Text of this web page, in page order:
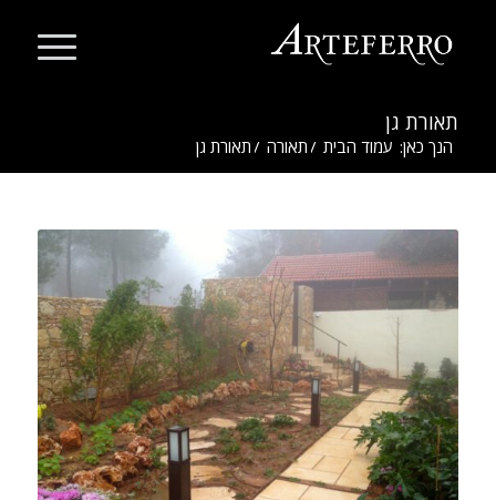
תאורת גן
הנך כאן: עמוד הבית / תאורה / תאורת גן